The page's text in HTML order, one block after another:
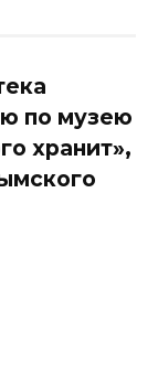
по музею
хранит»,